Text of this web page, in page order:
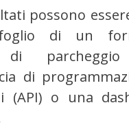
possono
di un
di
di
(API) o una